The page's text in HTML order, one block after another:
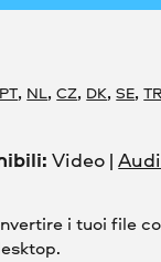
PT, NL,CZ, DK,SE,TR
Video |
i tuoi file